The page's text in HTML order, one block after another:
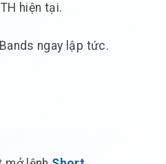
hiện tại.
ngay lập tức.